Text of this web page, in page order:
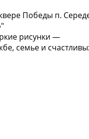
Победы п.
рисунки —
семье и